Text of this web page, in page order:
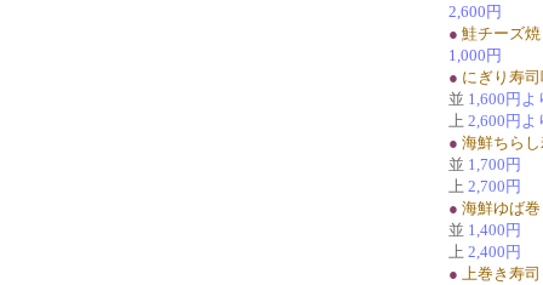
2,600円
● 鮭チーズ
1,000円
● にぎり寿
並 1,600円よ
上 2,600円よ
● 海鮮ちら
並 1,700円
上 2,700円
● 海鮮ゆば
並 1,400円
上 2,400円
● 上巻き寿